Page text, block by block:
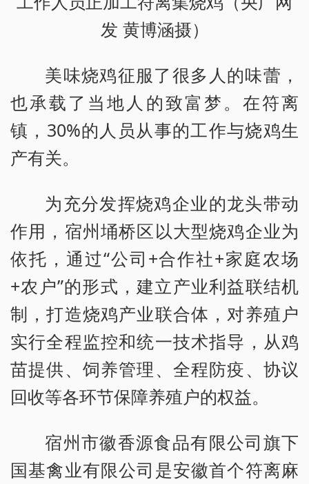
发 黄博涵摄）
美味烧鸡征服了很多人的味蕾，
也承载了当地人的致富梦。在符离
镇，30%的人员从事的工作与烧鸡生
产有关。
为充分发挥烧鸡企业的龙头带动
作用，宿州埇桥区以大型烧鸡企业为
依托，通过“公司+合作社+家庭农场
+农户”的形式，建立产业利益联结机
制，打造烧鸡产业联合体，对养殖户
实行全程监控和统一技术指导，从鸡
苗提供、饲养管理、全程防疫、协议
回收等各环节保障养殖户的权益。
宿州市徽香源食品有限公司旗下
国基禽业有限公司是安徽首个符离麻